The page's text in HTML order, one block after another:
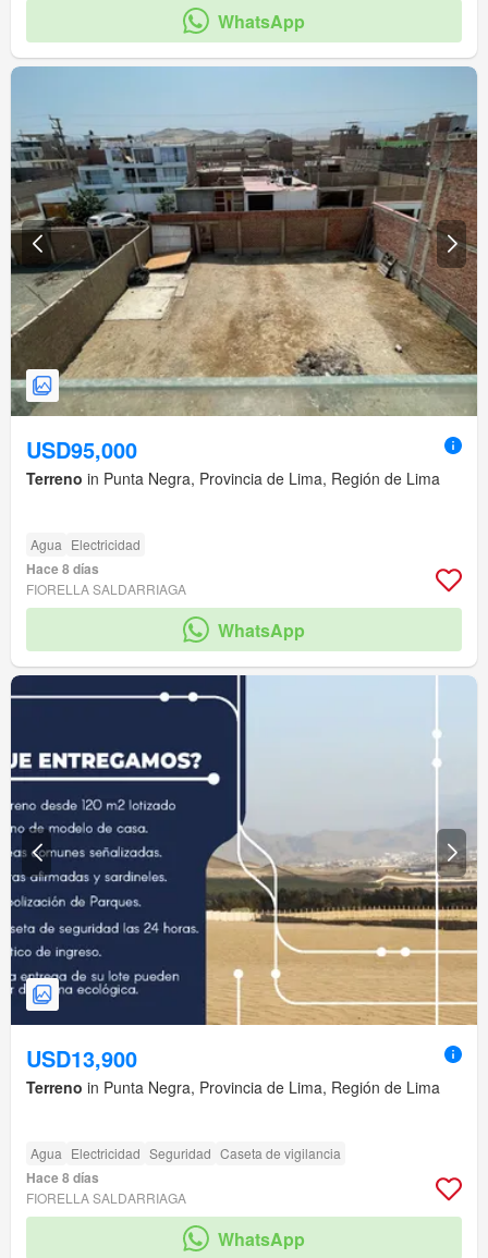
WhatsApp
USD95,000
Terreno in Punta Negra, Provincia de Lima, Región de Lima
Agua Electricidad
Hace 8 días
FIORELLA SALDARRIAGA
WhatsApp
USD13,900
Terreno in Punta Negra, Provincia de Lima, Región de Lima
Agua Electricidad Seguridad Caseta de vigilancia
Hace 8 días
FIORELLA SALDARRIAGA
WhatsApp